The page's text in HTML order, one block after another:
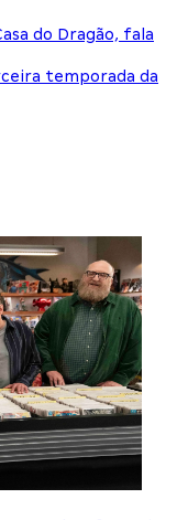
do Dragão, fala
temporada da